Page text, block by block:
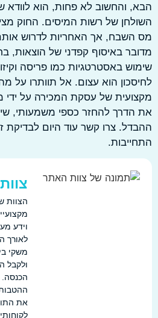
והחשוב לא פחות, הוא לוודא
של רשות המיסים. החוק מציע
אך האחריות לדרוש אותם
באיסוף קפדני של הוצאות, בחינת
באסטרטגיות כמו פריסה וקיזוז
הוא עצום. אל תוותרו על מה
של עסקת המכירה על ידי
להחזר כספי משמעותי, שיכול
צרו קשר עוד היום לבדיקת
צוות
הצוות שלנו
מקצועיים
וידע מעמיק
לאורך
משקי בית
ולקבל
הכנסה. אנו
ההטבות
את התוצאה
לקוחותינו.